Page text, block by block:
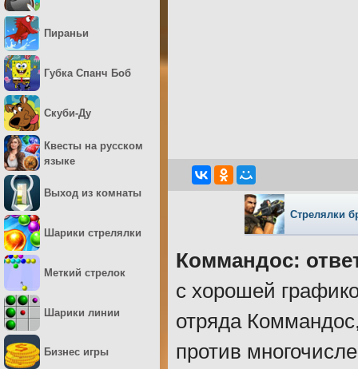
Стрелялки
Коммандос:
с хорошей
отряда
против
Пираньи
Губка Спанч Боб
Скуби-Ду
Квесты на русском
языке
Выход из комнаты
Шарики стрелялки
Меткий стрелок
Шарики линии
Бизнес игры